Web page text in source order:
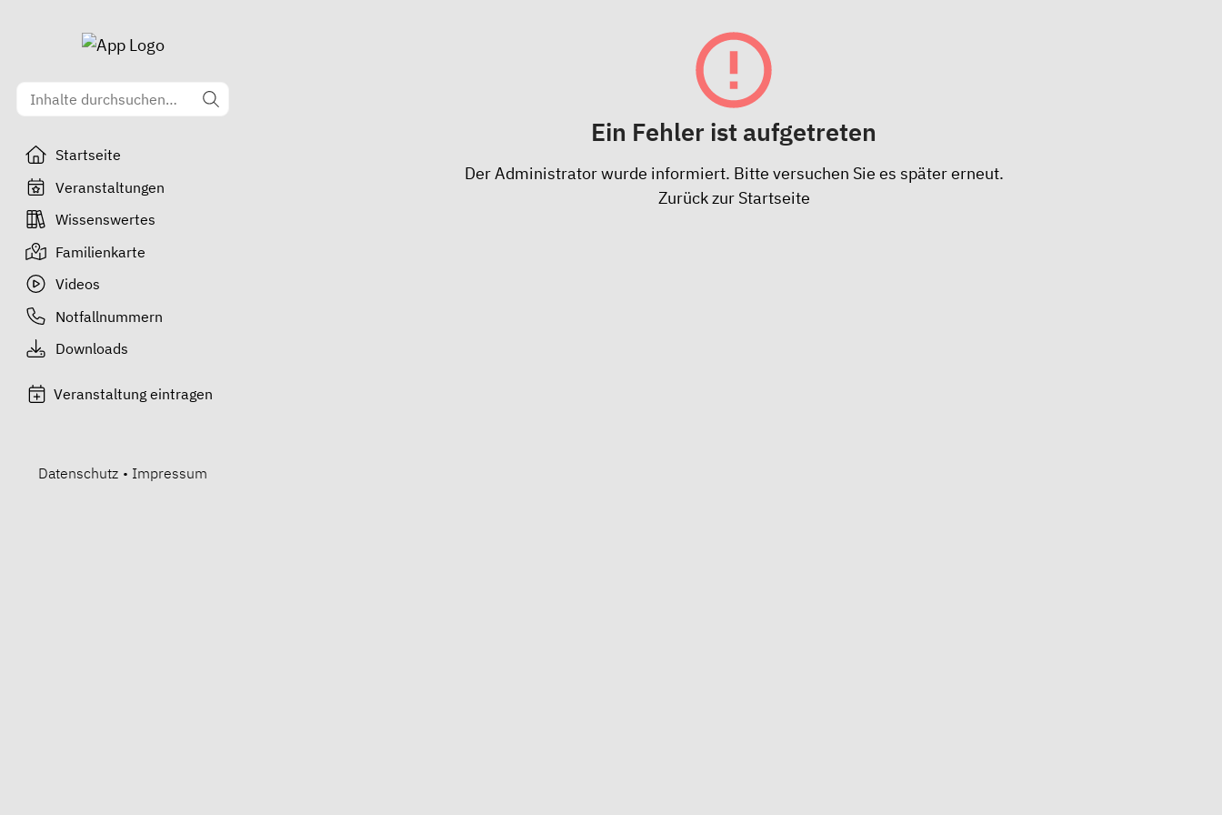
Startseite
Veranstaltungen
Wissenswertes
Familienkarte
Videos
Notfallnummern
Downloads
Veranstaltung eintragen
Datenschutz • Impressum
Ein Fehler ist aufgetreten
Der Administrator wurde informiert. Bitte versuchen Sie es später erneut.
Zurück zur Startseite